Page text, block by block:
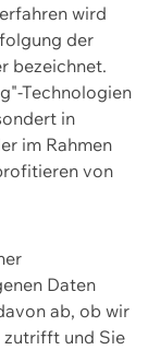
wird
der
bezeichnet.
Technologien
in
im Rahmen
von
Daten
ab, ob wir
zutrifft und Sie